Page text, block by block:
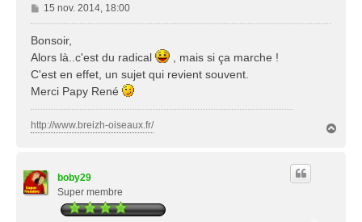
M
e
a
g
e
15 nov. 2014, 18:00
Bonsoir,
Alors là..c'est du radical
, mais si ça marche !
C'est en effet, un sujet qui revient souvent.
Merci Papy René
http://www.breizh-oiseaux.fr/
boby29
Super membre